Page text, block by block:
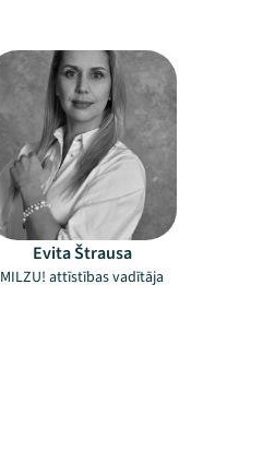
Evita Štrausa
MILZU! attīstības vadītāja